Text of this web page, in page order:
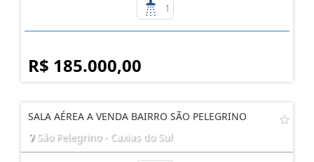
1
R$ 185.000,00
SALA AÉREA A VENDA BAIRRO SÃO PELEGRINO
São Pelegrino - Caxias do Sul